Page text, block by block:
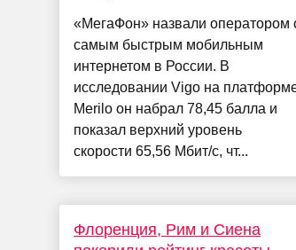
«МегаФон» назвали оператором
самым быстрым мобильным
интернетом в России. В
исследовании Vigo на
Merilo он набрал 78,45 балла и
показал верхний уровень
скорости 65,56 Мбит/с, чт...
Флоренция, Рим и Сиена